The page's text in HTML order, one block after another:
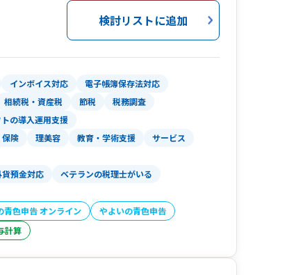
検討リストに追加
インボイス対応
電子帳簿保存法対応
相続税・資産税 節税
税務調査
の導入運用支援
保険 理美容 教育・学術支援
サービス
預金対応
ベテランの税理士がいる
青色申告 オンライン
やよいの青色申告
計算